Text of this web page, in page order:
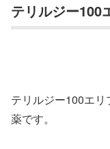
テリルジー100
テリルジー100エ
薬です。